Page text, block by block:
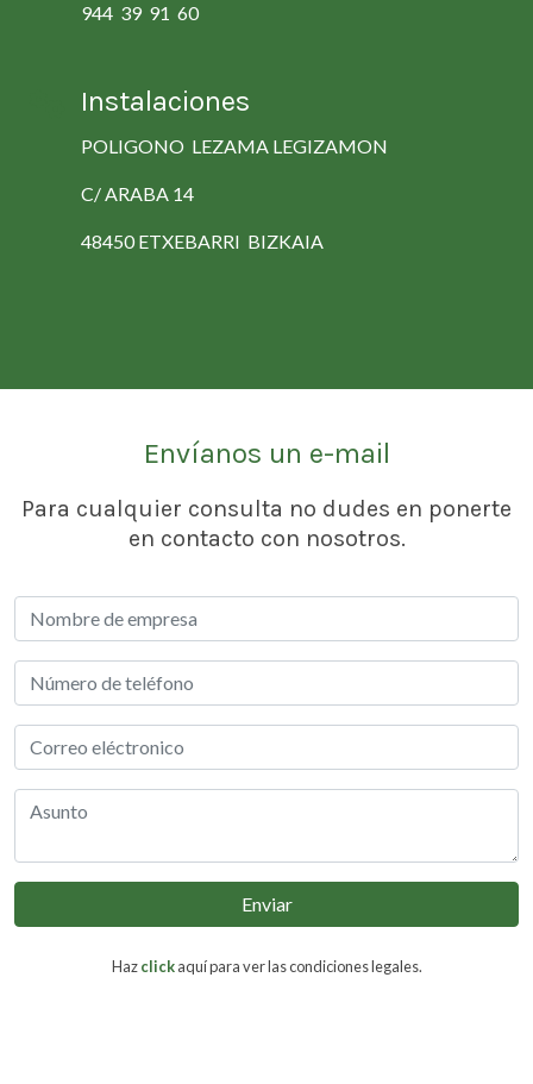
944 39 91 60
Instalaciones
POLIGONO LEZAMA LEGIZAMON
C/ ARABA 14
48450 ETXEBARRI BIZKAIA
Envíanos un e-mail
Para cualquier consulta no dudes en ponerte
en contacto con nosotros.
Enviar
Hazclickaquí para ver las condiciones legales.